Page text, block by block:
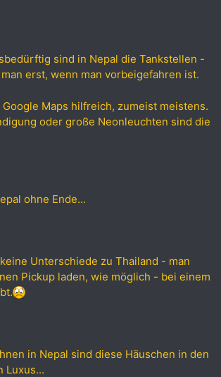
sind in Nepal die Tankstellen -
erst, wenn man vorbeigefahren ist.
Maps hilfreich, zumeist meistens.
oder große Neonleuchten sind die
ohne Ende...
Unterschiede zu Thailand - man
Pickup laden, wie möglich - bei einem
in Nepal sind diese Häuschen in den
Luxus...